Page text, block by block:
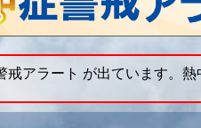
アラート が出ています。熱